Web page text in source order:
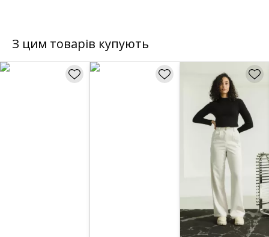
З цим товарів купують